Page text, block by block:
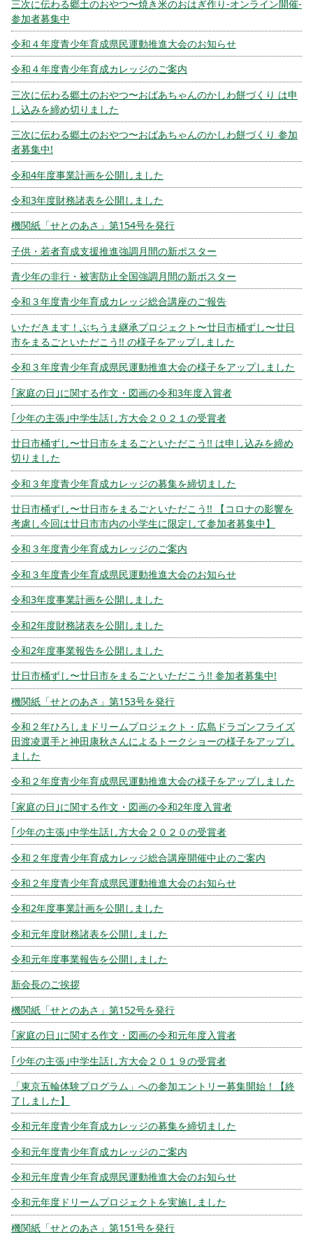
三次に伝わる郷土のおやつ〜焼き米のおはぎ作り-オンライン開催-
参加者募集中
令和４年度青少年育成県民運動推進大会のお知らせ
令和４年度青少年育成カレッジのご案内
三次に伝わる郷土のおやつ〜おばあちゃんのかしわ餅づくり は申
し込みを締め切りました
三次に伝わる郷土のおやつ〜おばあちゃんのかしわ餅づくり 参加
者募集中!
令和4年度事業計画を公開しました
令和3年度財務諸表を公開しました
機関紙「せとのあさ」第154号を発行
子供・若者育成支援推進強調月間の新ポスター
青少年の非行・被害防止全国強調月間の新ポスター
令和３年度青少年育成カレッジ総合講座のご報告
いただきます！ぶちうま継承プロジェクト〜廿日市桶ずし〜廿日
市をまるごといただこう!! の様子をアップしました
令和３年度青少年育成県民運動推進大会の様子をアップしました
｢家庭の日｣に関する作文・図画の令和3年度入賞者
｢少年の主張｣中学生話し方大会２０２１の受賞者
廿日市桶ずし〜廿日市をまるごといただこう!! は申し込みを締め
切りました
令和３年度青少年育成カレッジの募集を締切ました
廿日市桶ずし〜廿日市をまるごといただこう!! 【コロナの影響を
考慮し今回は廿日市市内の小学生に限定して参加者募集中】
令和３年度青少年育成カレッジのご案内
令和３年度青少年育成県民運動推進大会のお知らせ
令和3年度事業計画を公開しました
令和2年度財務諸表を公開しました
令和2年度事業報告を公開しました
廿日市桶ずし〜廿日市をまるごといただこう!! 参加者募集中!
機関紙「せとのあさ」第153号を発行
令和２年ひろしまドリームプロジェクト・広島ドラゴンフライズ
田渡凌選手と神田康秋さんによるトークショーの様子をアップし
ました
令和２年度青少年育成県民運動推進大会の様子をアップしました
｢家庭の日｣に関する作文・図画の令和2年度入賞者
｢少年の主張｣中学生話し方大会２０２０の受賞者
令和２年度青少年育成カレッジ総合講座開催中止のご案内
令和２年度青少年育成県民運動推進大会のお知らせ
令和2年度事業計画を公開しました
令和元年度財務諸表を公開しました
令和元年度事業報告を公開しました
新会長のご挨拶
機関紙「せとのあさ」第152号を発行
｢家庭の日｣に関する作文・図画の令和元年度入賞者
｢少年の主張｣中学生話し方大会２０１９の受賞者
「東京五輪体験プログラム」への参加エントリー募集開始！【終
了しました】
令和元年度青少年育成カレッジの募集を締切ました
令和元年度青少年育成カレッジのご案内
令和元年度青少年育成県民運動推進大会のお知らせ
令和元年度ドリームプロジェクトを実施しました
機関紙「せとのあさ」第151号を発行